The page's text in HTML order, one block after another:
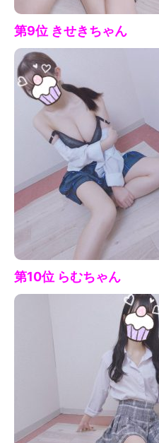
第9位 きせきちゃん
第10位 らむちゃん